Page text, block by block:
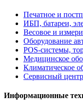
Печатное и
ИБП, батареи,
Весовое и
Оборудование
POS-системы,
Медицинское
Климатическое
Сервисный центр
Информационные